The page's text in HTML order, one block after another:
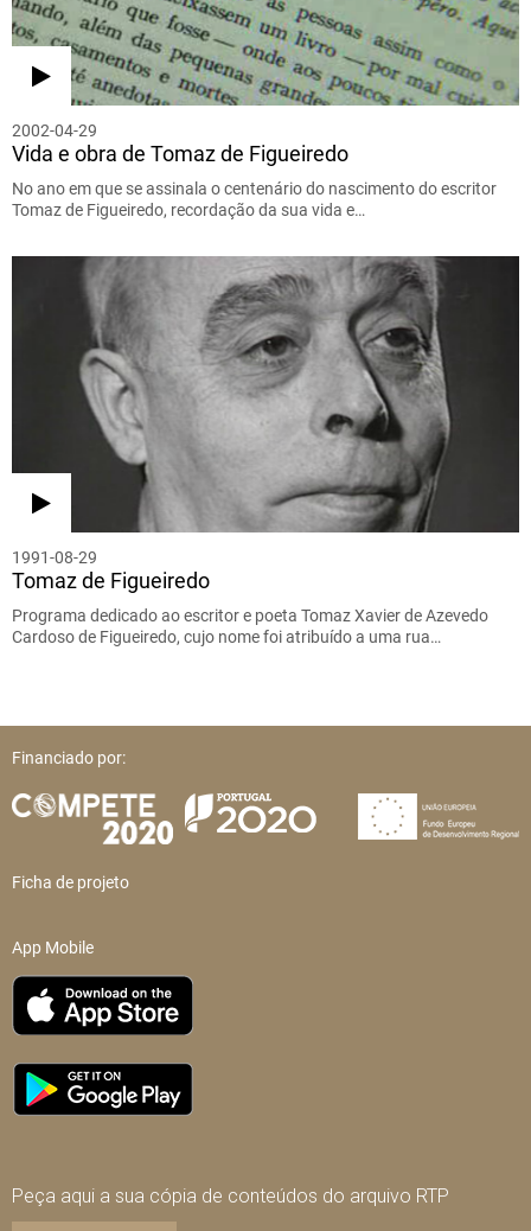
2002-04-29
Vida e obra de Tomaz de Figueiredo
No ano em que se assinala o centenário do nascimento do escritor
Tomaz de Figueiredo, recordação da sua vida e…
1991-08-29
Tomaz de Figueiredo
Programa dedicado ao escritor e poeta Tomaz Xavier de Azevedo
Cardoso de Figueiredo, cujo nome foi atribuído a uma rua…
Financiado por:
Ficha de projeto
App Mobile
Peça aqui a sua cópia de conteúdos do arquivo RTP